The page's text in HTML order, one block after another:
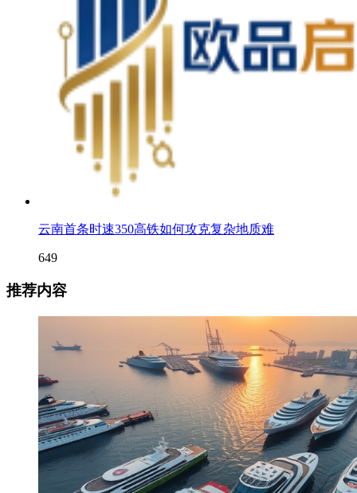
云南首条时速350高铁如何攻克复杂地质难
649
推荐内容